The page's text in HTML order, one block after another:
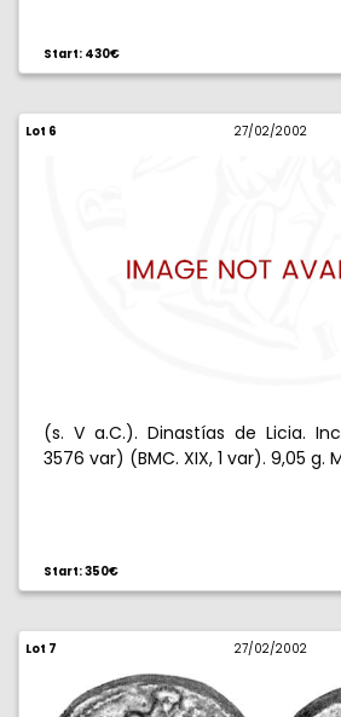
Start: 430€
Lot 6 27/02/2002
(s. V a.C.). Dinastías de Licia.
3576 var) (BMC. XIX, 1 var). 9,05 g.
Start: 350€
Lot 7 27/02/2002